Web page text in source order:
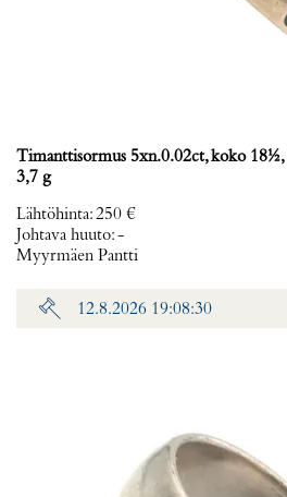
Timanttisormus 5xn.0.02ct, koko 18½,
3,7 g
Lähtöhinta:250 €
Johtava huuto:-
Myyrmäen Pantti
12.8.2026 19:08:30